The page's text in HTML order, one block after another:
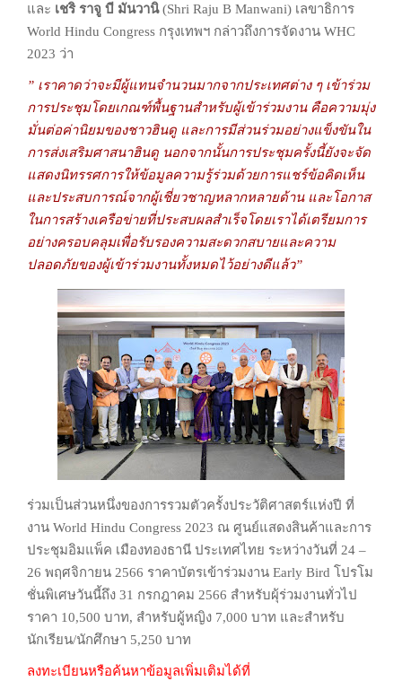
และ เชริ ราจู บี มันวานิ(Shri Raju B Manwani) เลขาธิการ
World Hindu Congress กรุงเทพฯ กล่าวถึงการจัดงาน WHC
2023 ว่า
” เราคาดว่าจะมีผู้แทนจำนวนมากจากประเทศต่าง ๆ เข้าร่วม
การประชุมโดยเกณฑ์พื้นฐานสำหรับผู้เข้าร่วมงาน คือความมุ่ง
มั่นต่อค่านิยมของชาวฮินดู และการมีส่วนร่วมอย่างแข็งขันใน
การส่งเสริมศาสนาฮินดู นอกจากนั้นการประชุมครั้งนี้ยังจะจัด
แสดงนิทรรศการให้ข้อมูลความรู้ร่วมด้วยการแชร์ข้อคิดเห็น
และประสบการณ์จากผู้เชี่ยวชาญหลากหลายด้าน และโอกาส
ในการสร้างเครือข่ายที่ประสบผลสำเร็จโดยเราได้เตรียมการ
อย่างครอบคลุมเพื่อรับรองความสะดวกสบายและความ
ปลอดภัยของผู้เข้าร่วมงานทั้งหมดไว้อย่างดีแล้ว”
ร่วมเป็นส่วนหนึ่งของการรวมตัวครั้งประวัติศาสตร์แห่งปี ที่
งาน World Hindu Congress 2023 ณ ศูนย์แสดงสินค้าและการ
ประชุมอิมแพ็ค เมืองทองธานี ประเทศไทย ระหว่างวันที่ 24 –
26 พฤศจิกายน 2566 ราคาบัตรเข้าร่วมงาน Early Bird โปรโม
ชั่นพิเศษวันนี้ถึง 31 กรกฎาคม 2566 สำหรับผุ้ร่วมงานทั่วไป
ราคา 10,500 บาท, สำหรับผู้หญิง 7,000 บาท และสำหรับ
นักเรียน/นักศึกษา 5,250 บาท
ลงทะเบียนหรือค้นหาข้อมูลเพิ่มเติมได้ที่